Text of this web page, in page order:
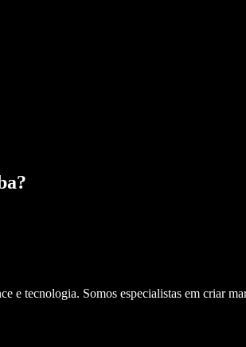
?
e tecnologia. Somos especialistas em criar